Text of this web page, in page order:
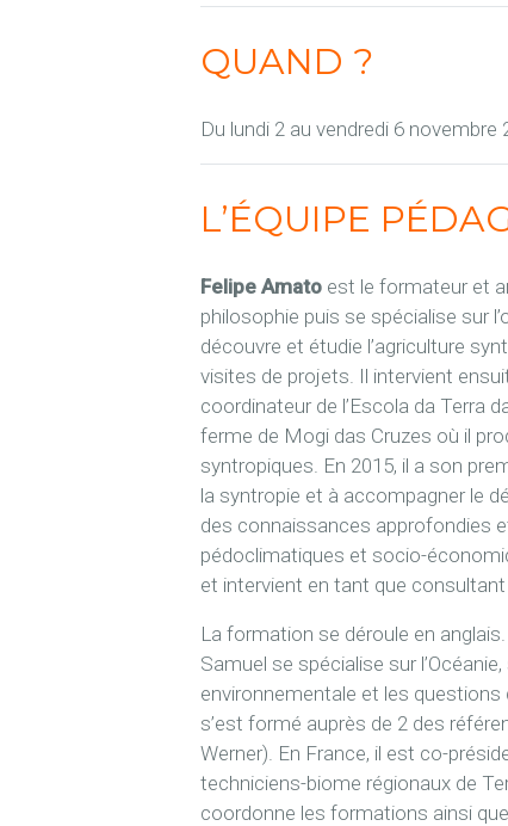
QUAND ?
Du lundi 2 au vendredi 6 novembre
L’ÉQUIPE
Felipe Amato est le formateur et
philosophie puis se spécialise sur
découvre et étudie l’agriculture
visites de projets. Il intervient
coordinateur de l’Escola da Terra
ferme de Mogi das Cruzes où il
syntropiques. En 2015, il a son
la syntropie et à accompagner le
des connaissances approfondies
pédoclimatiques et socio-
et intervient en tant que consultant
La formation se déroule en
Samuel se spécialise sur
environnementale et les questions
s’est formé auprès de 2 des
Werner). En France, il est co-
techniciens-biome régionaux de
coordonne les formations ainsi